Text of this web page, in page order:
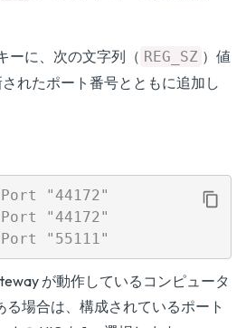
ーに、次の文字列（ REG_SZ ）値
されたポート番号とともに追加し
"44172"
"44172"
が動作しているコンピュータ
る場合は、構成されているポート